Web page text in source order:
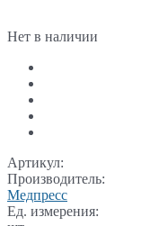
Нет в наличии
Артикул:
Производитель:
Медпресс
Ед. измерения: